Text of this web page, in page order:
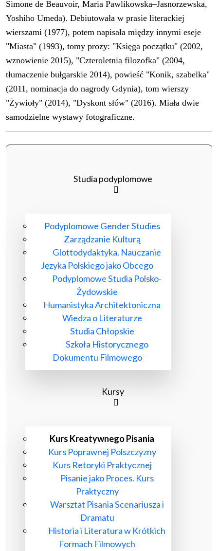
Studia podyplomowe
Podyplomowe Gender Studies
Zarządzanie Kulturą
Glottodydaktyka. Nauczanie
Języka Polskiego jako Obcego
Podyplomowe Studia Polsko-
Żydowskie
Humanistyka Architektoniczna
Wiedza o Literaturze
Studia Chłopskie
Szkoła Historycznego
Dokumentu Filmowego
Kursy
Kurs Kreatywnego Pisania
Kurs Poprawnej Polszczyzny
Kurs Retoryki Praktycznej
Pisanie jako Proces. Kurs
Praktyczny
Warsztat Pisania Scenariusza i
Dramatu
Historia i Literatura w Krótkich
Formach Filmowych
Simone de Beauvoir, Maria Pawlikowska–Jasnorzewska,
Yoshiho Umeda). Debiutowała w prasie literackiej
wierszami (1977), potem napisała między innymi eseje
"Miasta" (1993), tomy prozy: "Księga początku" (2002,
wznowienie 2015), "Czteroletnia filozofka" (2004,
tłumaczenie bułgarskie 2014), powieść "Konik, szabelka"
(2011, nominacja do nagrody Gdynia), tom wierszy
"Żywioły" (2014), "Dyskont słów" (2016). Miała dwie
samodzielne wystawy fotograficzne.